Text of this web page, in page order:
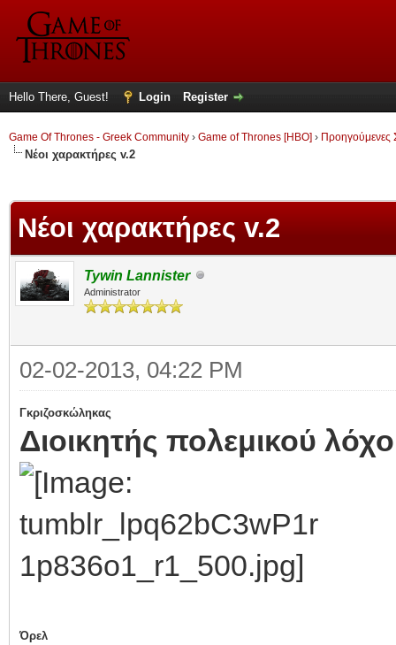
Hello There, Guest! Login Register
Game Of Thrones - Greek Community › Game of Thrones [HBO] › Προηγούμενες
Νέοι χαρακτήρες v.2
Νέοι χαρακτήρες v.2
Tywin Lannister
Administrator
02-02-2013, 04:22 PM
Γκριζοσκώληκας
Διοικητής πολεμικού
Όρελ